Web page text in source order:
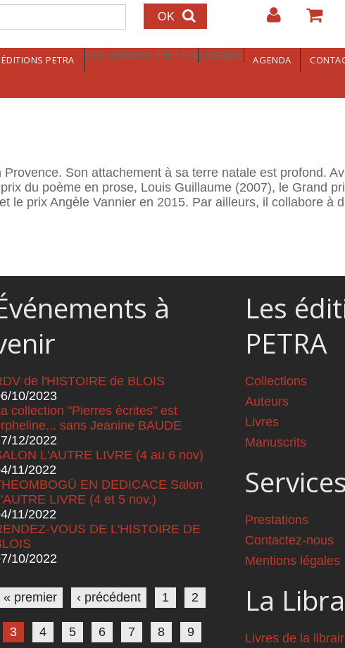
PETRA Les éditions PETRALibrairie AGENDA
Son attachement à sa terre natale est profond.
du poème en prose, Louis Guillaume (2007), le Grand
le prix Angèle Vannier en 2015. Par ailleurs, il collabore à
à
de l'HISTOIRE de BLOIS
10/2023
collection "Pierres écrites" est
sans Jeanine BAUDE
12/2022
L'AUTRE LIVRE (4 au 6 nov)
11/2022
EN DEDICACE Salon
LIVRE (4 et 5 nov.)
11/2022
VOUS DE L'HISTOIRE DE
10/2022
« premier ‹ précédent 1 2
3 4 5 6 7 8 9
Les
PETRA
Collections
Auteurs
Livres
Manuscrits
Services
Prestations
Contactez-nous
Mentions légales
La
Livres de la